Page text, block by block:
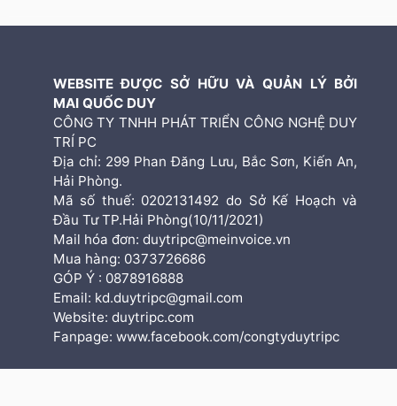
WEBSITE ĐƯỢC SỞ HỮU VÀ QUẢN LÝ BỞI
MAI QUỐC DUY
CÔNG TY TNHH PHÁT TRIỂN CÔNG NGHỆ DUY
TRÍ PC
Địa chỉ: 299 Phan Đăng Lưu, Bắc Sơn, Kiến An,
Hải Phòng.
Mã số thuế: 0202131492 do Sở Kế Hoạch và
Đầu Tư TP.Hải Phòng(10/11/2021)
Mail hóa đơn: duytripc@meinvoice.vn
Mua hàng: 0373726686
GÓP Ý : 0878916888
Email: kd.duytripc@gmail.com
Website: duytripc.com
Fanpage: www.facebook.com/congtyduytripc